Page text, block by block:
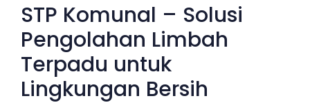
STP Komunal – Solusi
Pengolahan Limbah
Terpadu untuk
Lingkungan Bersih